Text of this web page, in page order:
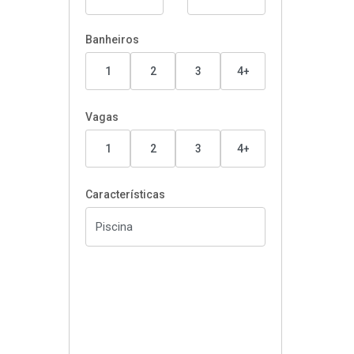
Banheiros
1 2 3 4+
Vagas
1 2 3 4+
Características